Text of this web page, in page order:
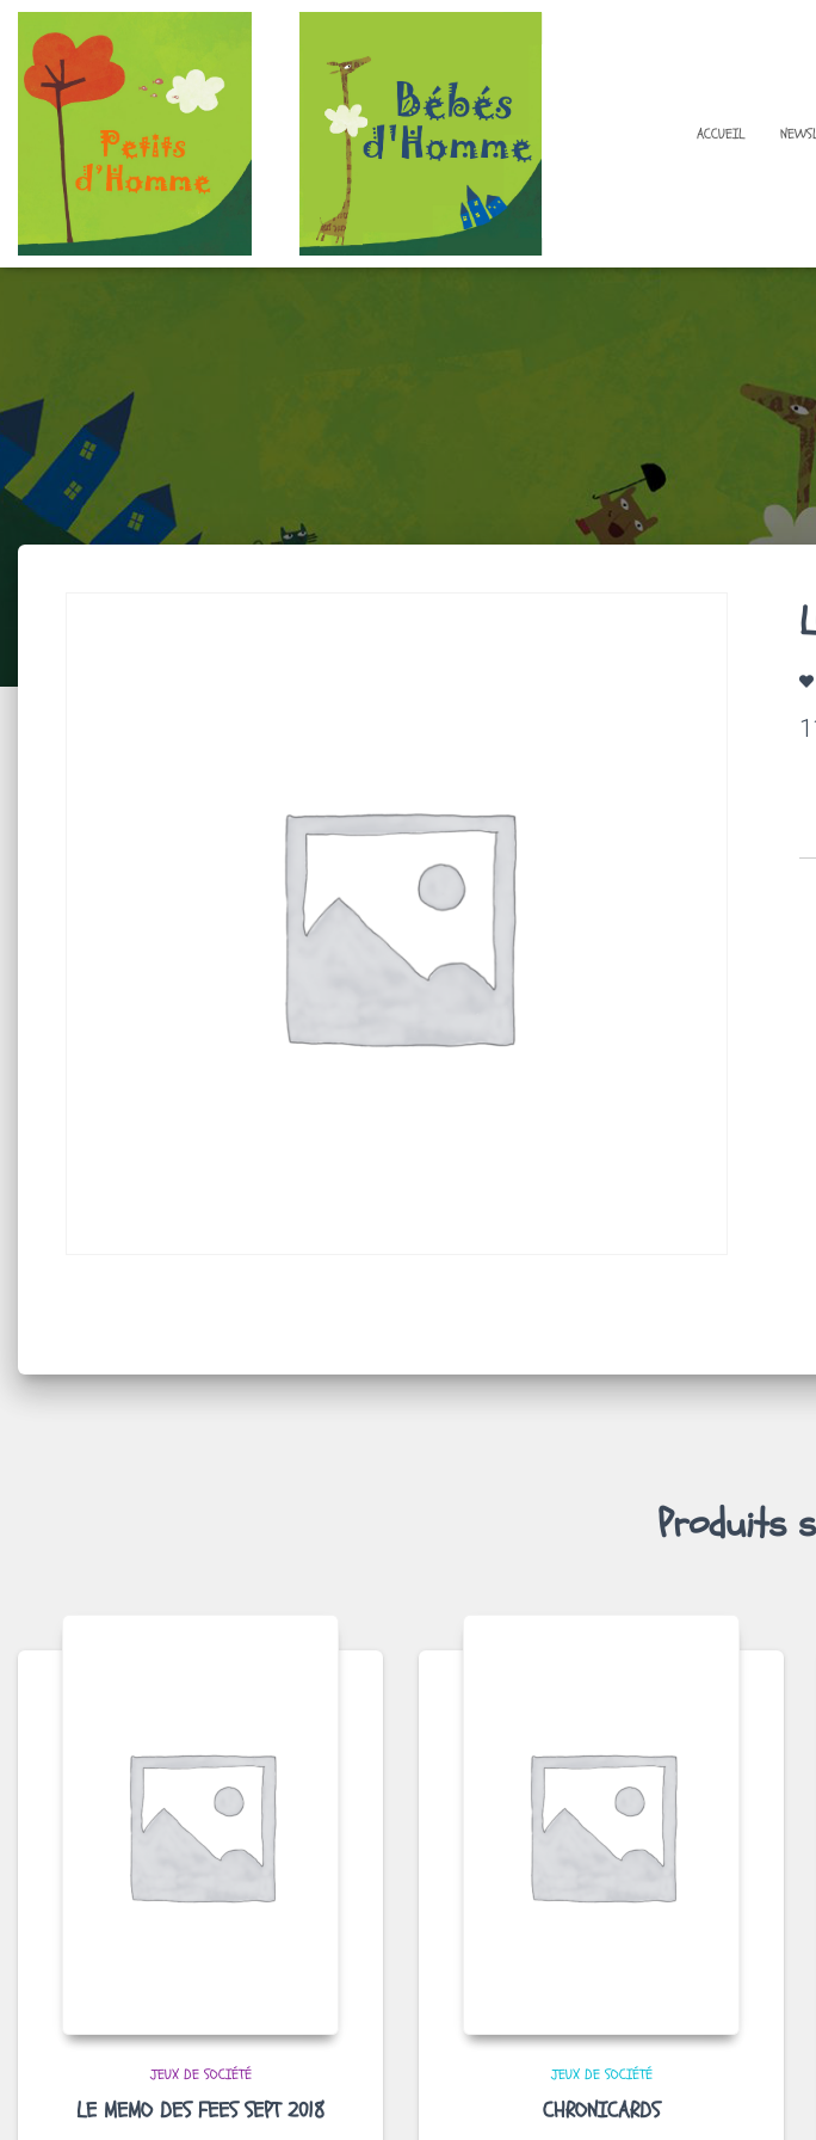
ACCUEIL
de
Produits
JEUX DE SOCIÉTÉ
LE MEMO DES FEES SEPT 2018
JEUX DE SOCIÉTÉ
CHRONICARDS